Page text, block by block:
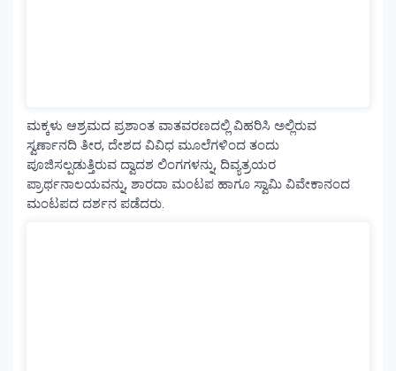
ಮಕ್ಕಳು ಆಶ್ರಮದ ಪ್ರಶಾಂತ ವಾತವರಣದಲ್ಲಿ ವಿಹರಿಸಿ ಅಲ್ಲಿರುವ
ಸ್ವರ್ಣಾನದಿ ತೀರ, ದೇಶದ ವಿವಿಧ ಮೂಲೆಗಳಿಂದ ತಂದು
ಪೂಜಿಸಲ್ಪಡುತ್ತಿರುವ ದ್ವಾದಶ ಲಿಂಗಗಳನ್ನು, ದಿವ್ಯತ್ರಯರ
ಪ್ರಾರ್ಥನಾಲಯವನ್ನು, ಶಾರದಾ ಮಂಟಪ ಹಾಗೂ ಸ್ವಾಮಿ ವಿವೇಕಾನಂದ
ಮಂಟಪದ ದರ್ಶನ ಪಡೆದರು.